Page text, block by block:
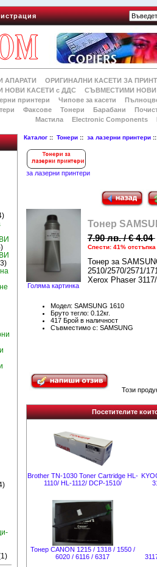
АПАРАТИ ОРИГИНАЛНИ КАСЕТИ ЗА
НОВИ КАСЕТИ с ДДС
СЪВМЕСТИМИ НОВИ
принтери
Чипове за касети
Факсове Тонери Барабани
Мастила
Electronic Components
Каталог ::Тонери ::за лазерни принтери
за лазерни принтери
Голяма картинка
Тонер
7.90 лв. / € 4.04
Спести: 41% отстъпка
Тонер за
2510/2570/2571/
Xerox Phaser
Модел: SAMSUNG 1610
Бруто тегло: 0.12кг.
417 Брой в наличност
Съвместимо с: SAMSUNG
Този
Посетителите
Brother TN-1030 Toner Cartridge HL-
1110/ HL-1112/ DCP-1510/
Тонер CANON 1215 / 1318 / 1550 /
6020 / 6116 / 6317